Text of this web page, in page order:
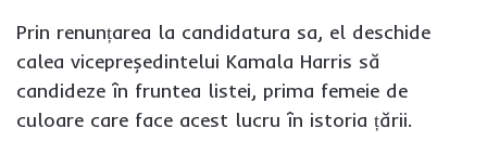
Prin renunțarea la candidatura sa, el deschide
calea vicepreședintelui Kamala Harris să
candideze în fruntea listei, prima femeie de
culoare care face acest lucru în istoria țării.